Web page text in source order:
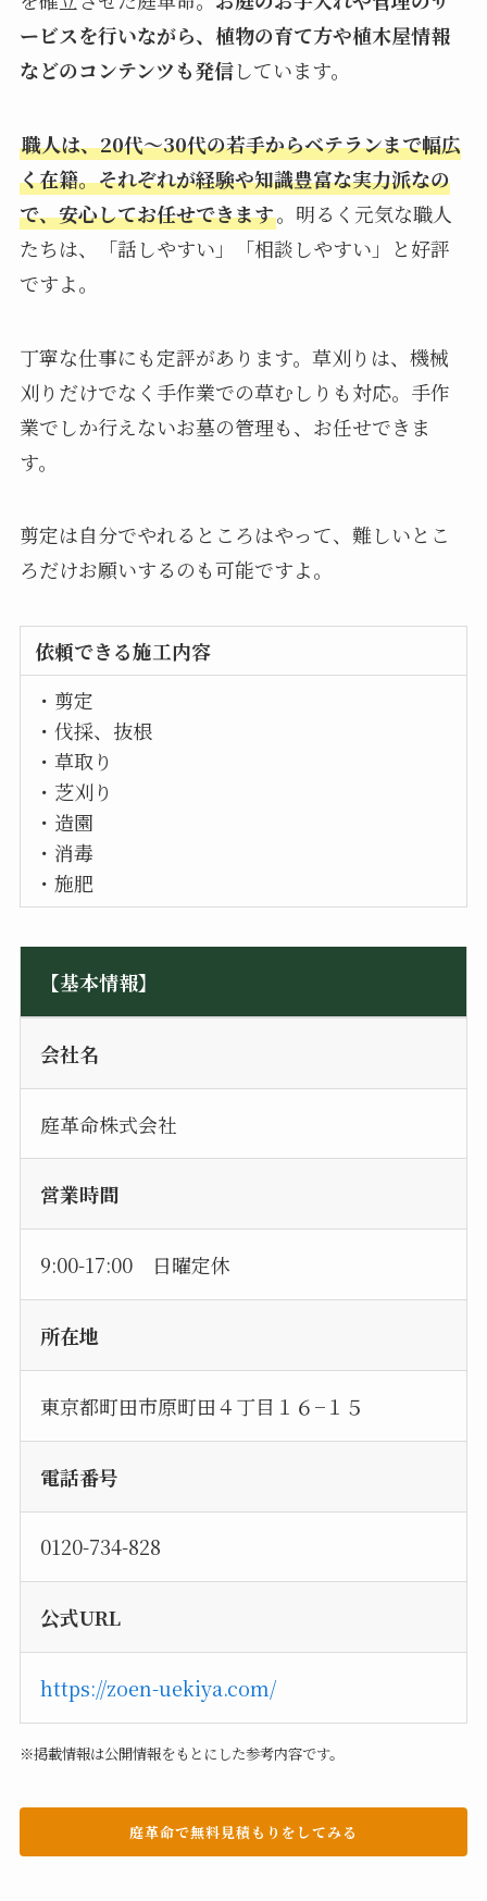
ービスを行いながら、植物の育て方や植木屋情報
などのコンテンツも発信しています。
職人は、20代～30代の若手からベテランまで幅広
く在籍。それぞれが経験や知識豊富な実力派なの
で、安心してお任せできます。明るく元気な職人
たちは、「話しやすい」「相談しやすい」と好評
ですよ。
丁寧な仕事にも定評があります。草刈りは、機械
刈りだけでなく手作業での草むしりも対応。手作
業でしか行えないお墓の管理も、お任せできま
す。
剪定は自分でやれるところはやって、難しいとこ
ろだけお願いするのも可能ですよ。
依頼できる施工内容
・剪定
・伐採、抜根
・草取り
・芝刈り
・造園
・消毒
・施肥
【基本情報】
会社名
庭革命株式会社
営業時間
9:00-17:00 日曜定休
所在地
東京都町田市原町田４丁目１６−１５
電話番号
0120-734-828
公式URL
https://zoen-uekiya.com/
※掲載情報は公開情報をもとにした参考内容です。
庭革命で無料見積もりをしてみる